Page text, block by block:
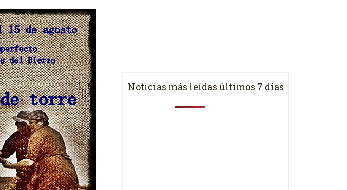
Noticias más leídas últimos 7 días